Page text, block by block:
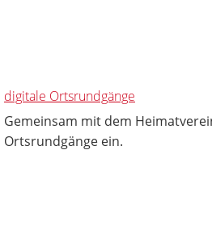
digitale Ortsrundgänge
Gemeinsam mit dem
Ortsrundgänge ein.